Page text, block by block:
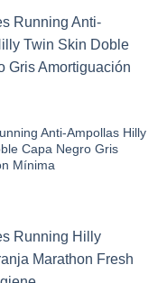
Add to
wishlist
Anti-Ampollas Hilly
Capa Negro Gris
Mínima